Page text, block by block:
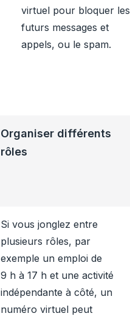
virtuel pour bloquer les
futurs messages et
appels, ou le spam.
Organiser différents
rôles
Si vous jonglez entre
plusieurs rôles, par
exemple un emploi de
9 h à 17 h et une activité
indépendante à côté, un
numéro virtuel peut